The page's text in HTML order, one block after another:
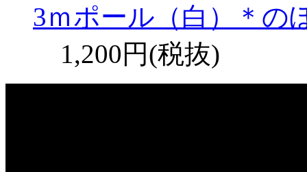
3ｍポール（白）＊の
1,200円(税抜)